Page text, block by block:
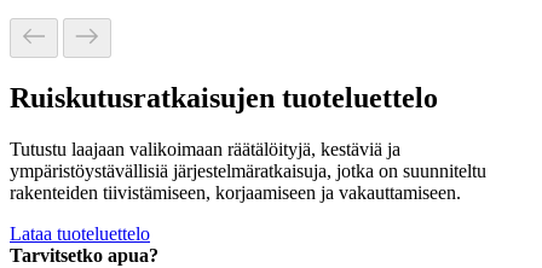
Ruiskutusratkaisujen tuoteluettelo
Tutustu laajaan valikoimaan räätälöityjä, kestäviä ja
ympäristöystävällisiä järjestelmäratkaisuja, jotka on suunniteltu
rakenteiden tiivistämiseen, korjaamiseen ja vakauttamiseen.
Lataa tuoteluettelo
Tarvitsetko apua?